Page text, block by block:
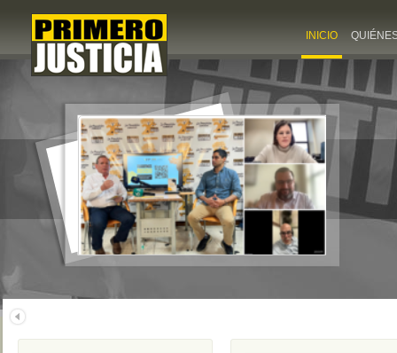
INICIO